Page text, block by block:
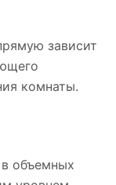
зависит
комнаты.
объемных